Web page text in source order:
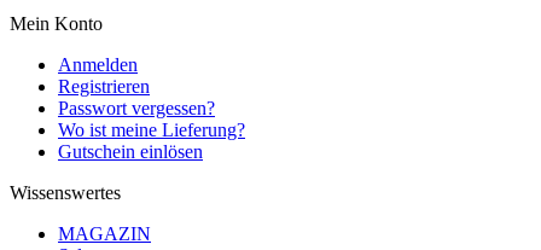
Mein Konto
Anmelden
Registrieren
Passwort vergessen?
Wo ist meine Lieferung?
Gutschein einlösen
Wissenswertes
MAGAZIN